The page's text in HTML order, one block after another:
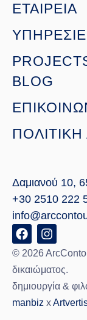
ΕΤΑΙΡΕΙΑ
BLOG
Δαμιανού 10,
+30 2510 222
© 2026
δικαιώματος.
δημιουργία &
manbiz x